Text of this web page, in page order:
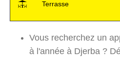
Terrasse
Vous recherchez un
à l'année à Djerba ?